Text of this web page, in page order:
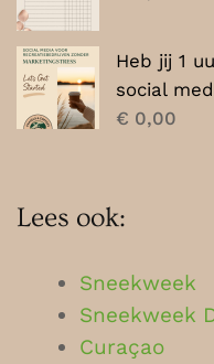
Heb jij 1
social
€ 0,00
Lees ook:
Sneekweek
Sneekweek
Curaçao